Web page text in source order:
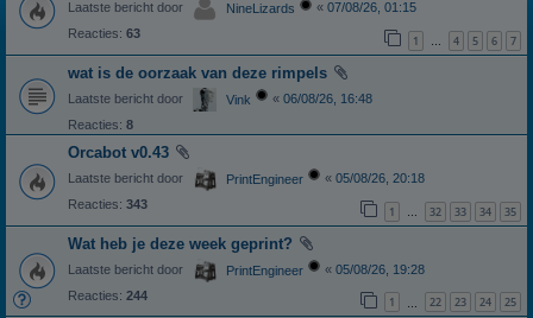
Laatste bericht door NineLizards « 07/08/26, 01:15
Reacties: 63 1 … 4 5 6 7
wat is de oorzaak van deze rimpels
Laatste bericht door Vink « 06/08/26, 16:48
Reacties: 8
Orcabot v0.43
Laatste bericht door PrintEngineer « 05/08/26, 20:18
Reacties: 343 1 … 32 33 34 35
Wat heb je deze week geprint?
Laatste bericht door PrintEngineer « 05/08/26, 19:28
Reacties: 244 1 22 23 24 25